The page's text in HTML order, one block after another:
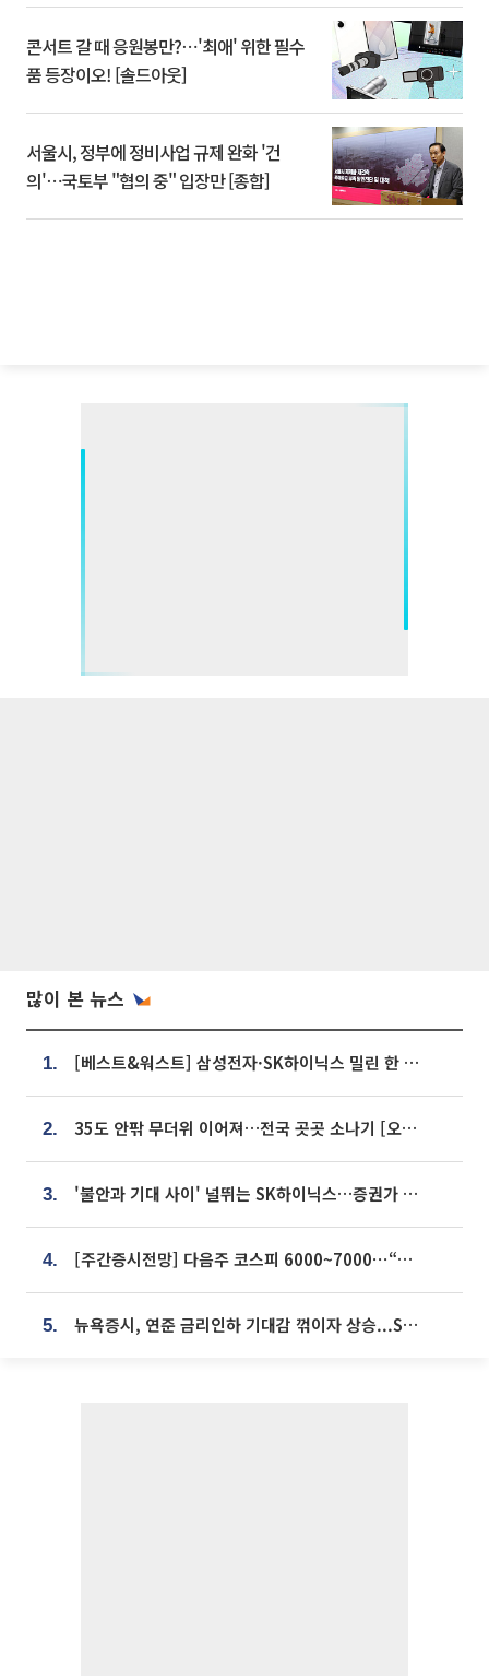
콘서트 갈 때 응원봉만?⋯'최애' 위한 필수
품 등장이오! [솔드아웃]
서울시, 정부에 정비사업 규제 완화 '건
의'⋯국토부 "협의 중" 입장만 [종합]
많이 본 뉴스
1. [베스트&워스트] 삼성전자·SK하이닉스 밀린 한 주…상상인증권은 85% 급등
2. 35도 안팎 무더위 이어져…전국 곳곳 소나기 [오늘 날씨]
3. '불안과 기대 사이' 널뛰는 SK하이닉스…증권가 "HBM4·LTA 기반 펀터멘털 견고"
4. [주간증시전망] 다음주 코스피 6000~7000⋯“外人 수급은 정책이 변수”
5. 뉴욕증시, 연준 금리인하 기대감 꺾이자 상승...S&P500 사상 최고치 [종합]